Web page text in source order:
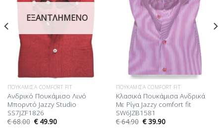
ΕΞΑΝΤΛΗΜΈΝΟ
ΠΟΥΚΆΜΙΣΑ COMFORT FIT
Ανδρικό Πουκάμισο Λινό
Μπορντό Jazzy Studio
SS7JZF1826
€68.00 €49.90
ΠΟΥΚΆΜΙΣΑ COMFORT FIT
Κλασικά Πουκάμισα Ανδρικά
Με Ρίγα Jazzy comfort fit
SW6JZB1581
€64.90 €39.90